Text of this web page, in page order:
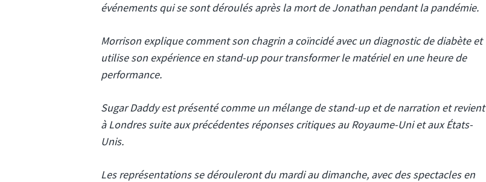
événements qui se sont déroulés après la mort de Jonathan pendant la pandémie.
Morrison explique comment son chagrin a coïncidé avec un diagnostic de diabète et
utilise son expérience en stand-up pour transformer le matériel en une heure de
performance.
Sugar Daddy est présenté comme un mélange de stand-up et de narration et revient
à Londres suite aux précédentes réponses critiques au Royaume-Uni et aux États-
Unis.
Les représentations se dérouleront du mardi au dimanche, avec des spectacles en